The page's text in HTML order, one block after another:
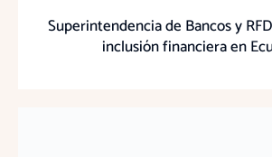
Superintendencia de Bancos y
inclusión financiera en